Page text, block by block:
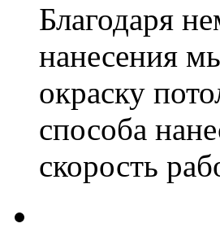
Благодаря
нанесения
окраску
способа
скорость